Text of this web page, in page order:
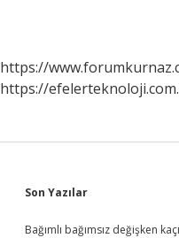
https://
https://
Sidebar
Son Yazılar
Bağımlı bağımsız değişken